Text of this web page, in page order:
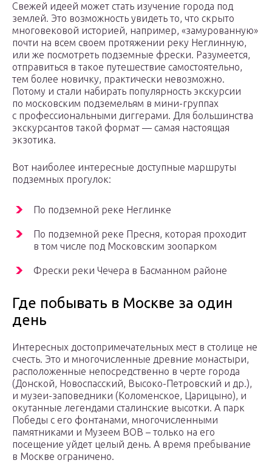
Свежей идеей может стать изучение города под
землей. Это возможность увидеть то, что скрыто
многовековой историей, например, «замурованную»
почти на всем своем протяжении реку Неглинную,
или же посмотреть подземные фрески. Разумеется,
отправиться в такое путешествие самостоятельно,
тем более новичку, практически невозможно.
Потому и стали набирать популярность экскурсии
по московским подземельям в мини-группах
с профессиональными диггерами. Для большинства
экскурсантов такой формат — самая настоящая
экзотика.
Вот наиболее интересные доступные маршруты
подземных прогулок:
По подземной реке Неглинке
По подземной реке Пресня, которая проходит
в том числе под Московским зоопарком
Фрески реки Чечера в Басманном районе
Где побывать в Москве за один
день
Интересных достопримечательных мест в столице не
счесть. Это и многочисленные древние монастыри,
расположенные непосредственно в черте города
(Донской, Новоспасский, Высоко-Петровский и др.),
и музеи-заповедники (Коломенское, Царицыно), и
окутанные легендами сталинские высотки. А парк
Победы с его фонтанами, многочисленными
памятниками и Музеем ВОВ – только на его
посещение уйдет целый день. А время пребывание
в Москве ограничено.